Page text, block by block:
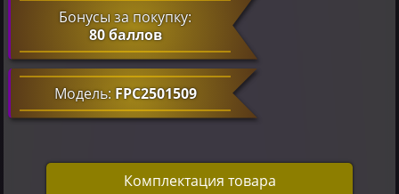
Бонусы за покупку:
80 баллов
Модель:FPC2501509
Комплектация товара